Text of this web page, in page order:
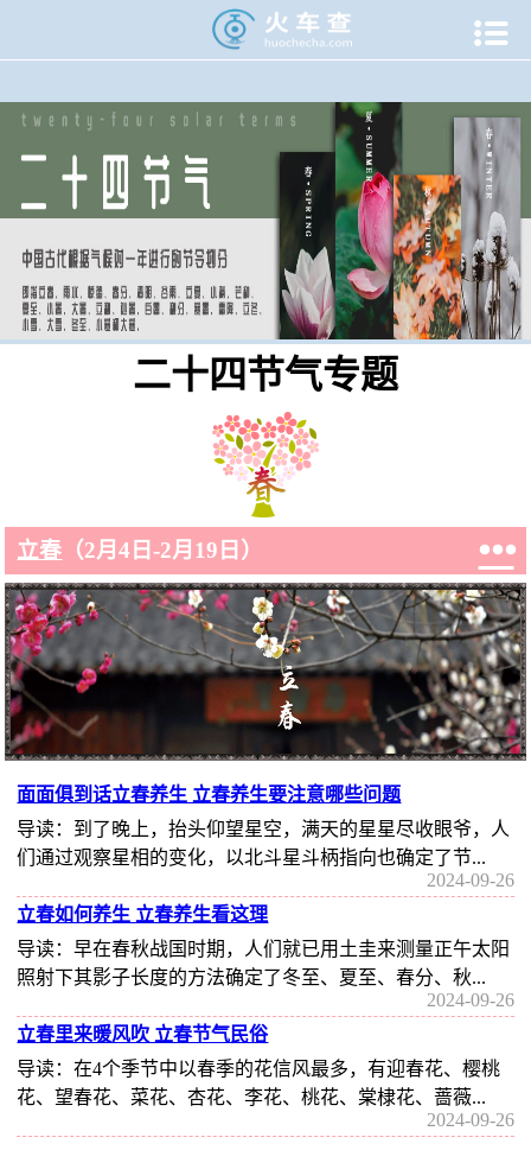

二十四节气专题
立春 （2月4日-2月19日） 
面面俱到话立春养生 立春养生要注意哪些问题
导读：到了晚上，抬头仰望星空，满天的星星尽收眼爷，人
们通过观察星相的变化，以北斗星斗柄指向也确定了节...
2024-09-26
立春如何养生 立春养生看这理
导读：早在春秋战国时期，人们就已用土圭来测量正午太阳
照射下其影子长度的方法确定了冬至、夏至、春分、秋...
2024-09-26
立春里来暖风吹 立春节气民俗
导读：在4个季节中以春季的花信风最多，有迎春花、樱桃
花、望春花、菜花、杏花、李花、桃花、棠棣花、蔷薇...
2024-09-26